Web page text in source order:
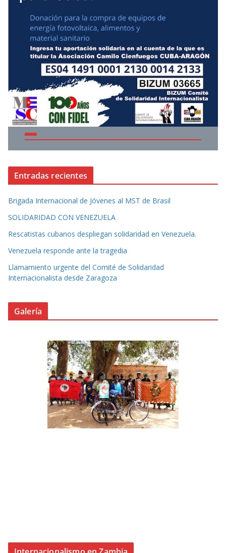
Entradas recientes
Brigada Internacional de Jóvenes al MST de Brasil
SOLIDARIDAD CON VENEZUELA
Rescatistas cubanos despliegan solidaridad en Venezuela.
Venezuela responde ante la tragedia
Llamamiento urgente del Comité de Solidaridad
Internacionalista desde Zaragoza
Galería